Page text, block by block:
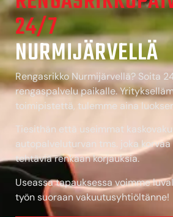
24/7
NURMIJÄRVELLÄ
Rengasrikko Nurmijärvellä? Soita
rengaspalvelu paikalle.
toimipistettä, tulemme aina
Tiesithän että useimmat
autopalveluturvan tms. joka
tehtäviä renkaan korjauksia.
Useassa tapauksessa voimme
työn suoraan vakuutusyhtiöltänne!